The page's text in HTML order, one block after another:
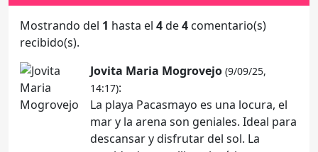
Mostrando del 1 hasta el 4de4 comentario(s)
recibido(s).
Jovita Maria Mogrovejo (9/09/25,
14:17):
La playa Pacasmayo es una locura, el
mar y la arena son geniales. Ideal para
descansar y disfrutar del sol. La